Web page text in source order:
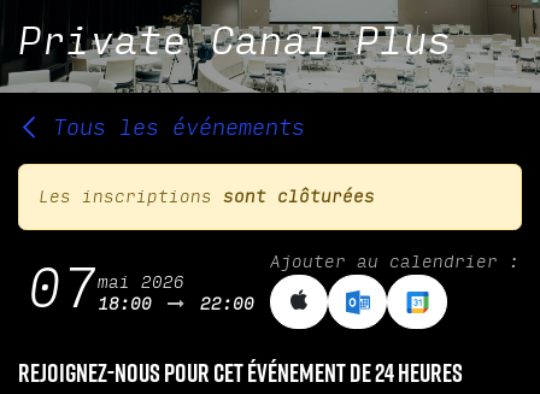
Private Canal Plus
Tous les événements
Les inscriptions sont clôturées
07mai 2026
18:00
22:00
Ajouter au calendrier :
Rejoignez-nous pour cet événement de 24 heures